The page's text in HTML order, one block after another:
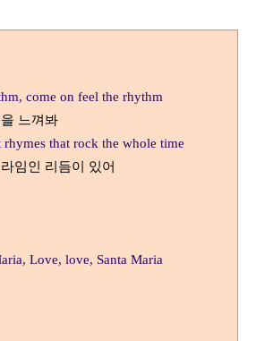
come on feel the rhythm
느껴봐
rhymes that rock the whole time
임인 리듬이 있어
Love, love, Santa Maria